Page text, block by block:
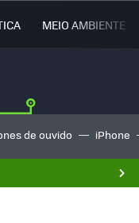
MEIO AMBIENTE
de ouvido iPhone